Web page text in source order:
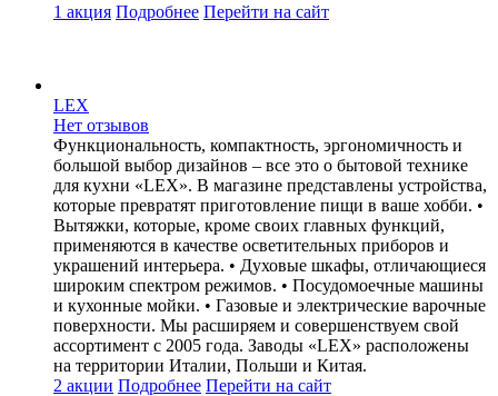
1 акция Подробнее Перейти на сайт
LEX
Нет отзывов
Функциональность, компактность, эргономичность и
большой выбор дизайнов – все это о бытовой технике
для кухни «LEX». В магазине представлены устройства,
которые превратят приготовление пищи в ваше хобби. •
Вытяжки, которые, кроме своих главных функций,
применяются в качестве осветительных приборов и
украшений интерьера. • Духовые шкафы, отличающиеся
широким спектром режимов. • Посудомоечные машины
и кухонные мойки. • Газовые и электрические варочные
поверхности. Мы расширяем и совершенствуем свой
ассортимент с 2005 года. Заводы «LEX» расположены
на территории Италии, Польши и Китая.
2 акции Подробнее Перейти на сайт